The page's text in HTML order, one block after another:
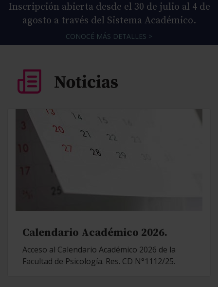
Inscripción abierta desde el 30 de julio al 4 de
agosto a través del Sistema Académico.
CONOCÉ MÁS DETALLES >
Calendario Académico 2026.
Acceso al Calendario Académico 2026 de la
Facultad de Psicología. Res. CD N°1112/25.